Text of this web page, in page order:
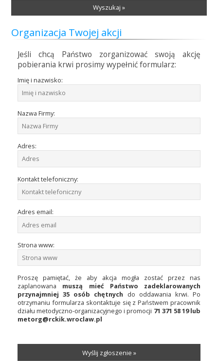
Szpitale
Szkolenia
Badania
Przetargi
Praca
Kontakt
RODO
Wyszukaj »
Organizacja Twojej akcji
Jeśli chcą Państwo zorganizować swoją akcję
pobierania krwi prosimy wypełnić formularz:
Imię i nazwisko:
Nazwa Firmy:
Adres:
Kontakt telefoniczny:
Adres email:
Strona www:
Proszę pamiętać, że aby akcja mogła zostać przez nas
zaplanowana muszą mieć Państwo zadeklarowanych
przynajmniej 35 osób chętnych do oddawania krwi. Po
otrzymaniu formularza skontaktuje się z Państwem pracownik
działu metodyczno-organizacyjnego i promocji 71 371 58 19 lub
metorg@rckik.wroclaw.pl
Wyślij zgłoszenie »